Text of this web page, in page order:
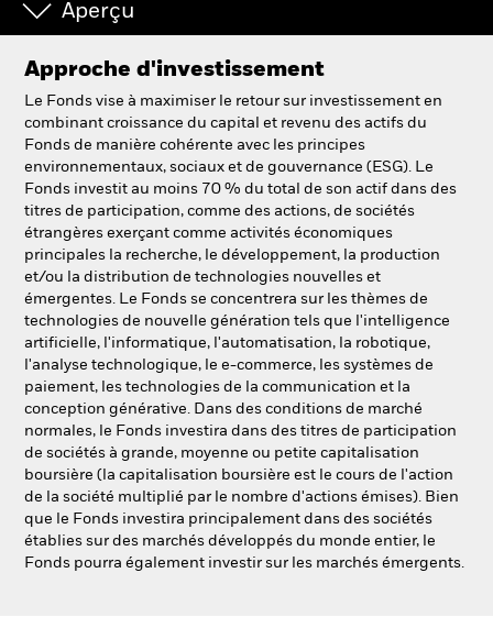
Aperçu
Approche d'investissement
Le Fonds vise à maximiser le retour sur investissement en
combinant croissance du capital et revenu des actifs du
Fonds de manière cohérente avec les principes
environnementaux, sociaux et de gouvernance (ESG). Le
Fonds investit au moins 70 % du total de son actif dans des
titres de participation, comme des actions, de sociétés
étrangères exerçant comme activités économiques
principales la recherche, le développement, la production
et/ou la distribution de technologies nouvelles et
émergentes. Le Fonds se concentrera sur les thèmes de
technologies de nouvelle génération tels que l'intelligence
artificielle, l'informatique, l'automatisation, la robotique,
l'analyse technologique, le e-commerce, les systèmes de
paiement, les technologies de la communication et la
conception générative. Dans des conditions de marché
normales, le Fonds investira dans des titres de participation
de sociétés à grande, moyenne ou petite capitalisation
boursière (la capitalisation boursière est le cours de l'action
de la société multiplié par le nombre d'actions émises). Bien
que le Fonds investira principalement dans des sociétés
établies sur des marchés développés du monde entier, le
Fonds pourra également investir sur les marchés émergents.